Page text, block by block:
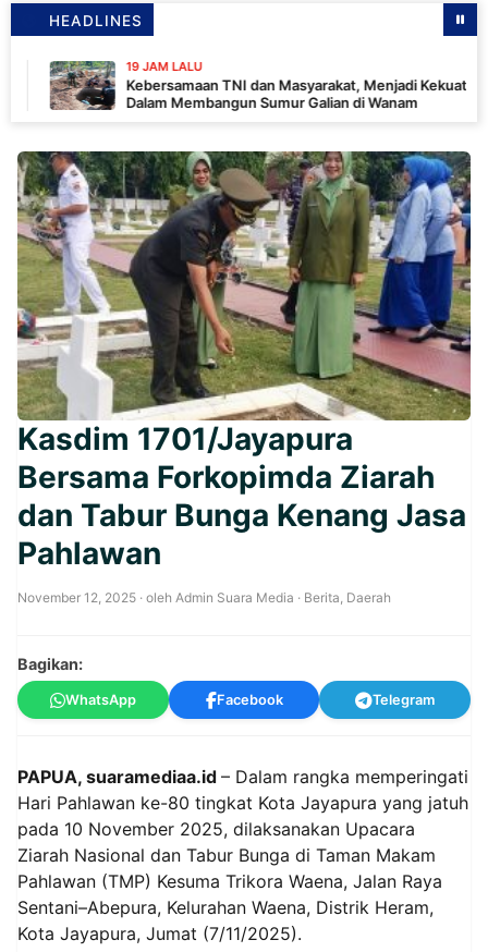
HEADLINES
19 JAM LALU
Kebersamaan TNI dan Masyarakat, Menjadi Kekuatan TMMD
Dalam Membangun Sumur Galian di Wanam
Kasdim 1701/Jayapura
Bersama Forkopimda Ziarah
dan Tabur Bunga Kenang Jasa
Pahlawan
November 12, 2025 · oleh Admin Suara Media · Berita, Daerah
Bagikan:
WhatsApp Facebook Telegram
PAPUA, suaramediaa.id – Dalam rangka memperingati
Hari Pahlawan ke-80 tingkat Kota Jayapura yang jatuh
pada 10 November 2025, dilaksanakan Upacara
Ziarah Nasional dan Tabur Bunga di Taman Makam
Pahlawan (TMP) Kesuma Trikora Waena, Jalan Raya
Sentani–Abepura, Kelurahan Waena, Distrik Heram,
Kota Jayapura, Jumat (7/11/2025).